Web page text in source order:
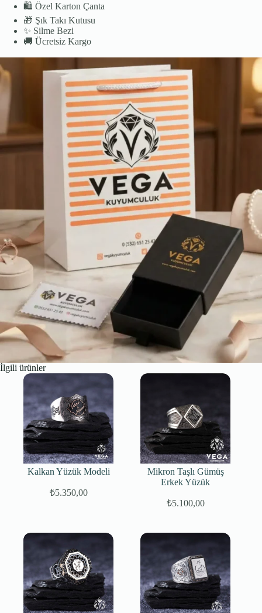
🛍️ Özel Karton Çanta
🎁 Şık Takı Kutusu
✨ Silme Bezi
🚚 Ücretsiz Kargo
İlgili ürünler
Kalkan Yüzük Modeli
₺5.350,00
Mikron Taşlı Gümüş
Erkek Yüzük
₺5.100,00